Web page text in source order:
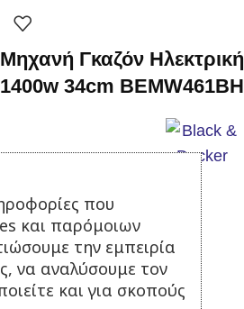
Μηχανή Γκαζόν
1400w 34cm
130,00€ με Φ.Π.Α.
Προσθήκη στο καλάθι
που
και παρόμοιων
την εμπειρία
να αναλύσουμε τον
και για σκοπούς